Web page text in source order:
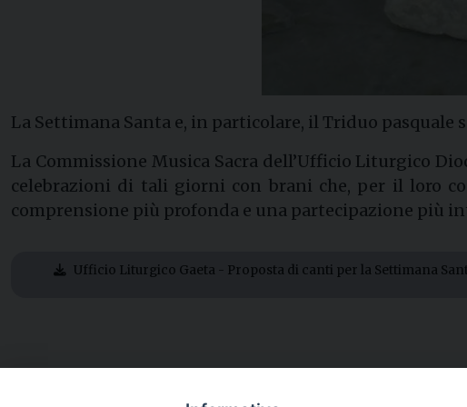
La Settimana Santa e, in particolare, il Triduo pasquale
La Commissione Musica Sacra dell’Ufficio Liturgico
celebrazioni di tali giorni con brani che, per il loro
comprensione più profonda e una partecipazione più
Ufficio Liturgico Gaeta - Proposta di canti per la Settimana